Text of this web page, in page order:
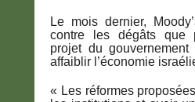
Le mois dernier,
contre les dégâts que
projet du
affaiblir l’économie
« Les réformes